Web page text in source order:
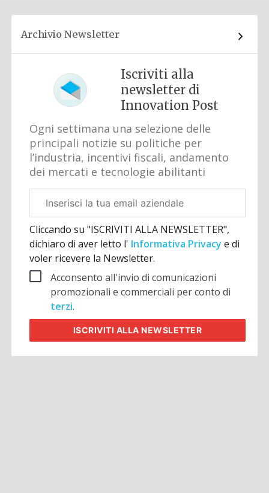
Archivio Newsletter
Iscriviti alla
newsletter di
Innovation Post
Ogni settimana una selezione delle
principali notizie su politiche per
l’industria, incentivi fiscali, andamento
dei mercati e tecnologie abilitanti
aziendale
Cliccando su "ISCRIVITI ALLA NEWSLETTER",
dichiaro di aver letto l' Informativa Privacye di
voler ricevere la Newsletter.
Acconsento all'invio di comunicazioni
promozionali e commerciali per conto di
terzi.
ISCRIVITI ALLA NEWSLETTER